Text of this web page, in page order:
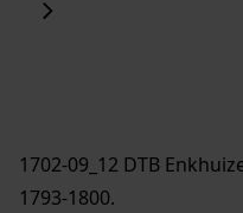
1702-09_12 DTB
1793-1800.